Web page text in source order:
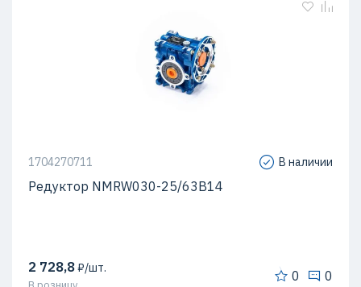
1704270711 В наличии
Редуктор NMRW030-25/63B14
2 728,8₽/шт. 0 0